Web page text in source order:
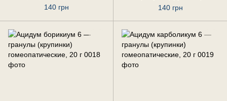
гомеопатические, 20 г
140 грн
гомеопатические, 20 г
140 грн